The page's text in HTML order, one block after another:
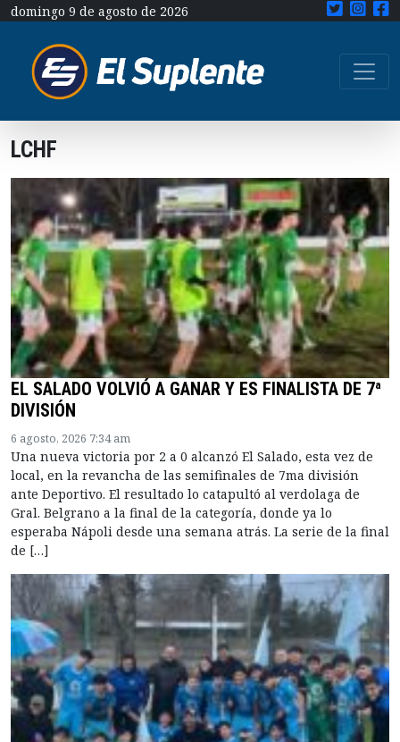
domingo 9 de agosto de 2026
LCHF
EL SALADO VOLVIÓ A GANAR Y ES FINALISTA DE 7ª
DIVISIÓN
6 agosto, 2026 7:34 am
Una nueva victoria por 2 a 0 alcanzó El Salado, esta vez de
local, en la revancha de las semifinales de 7ma división
ante Deportivo. El resultado lo catapultó al verdolaga de
Gral. Belgrano a la final de la categoría, donde ya lo
esperaba Nápoli desde una semana atrás. La serie de la final
de […]